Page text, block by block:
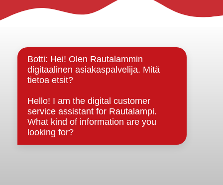
Rautalammin kunta
Strategiat, ohjelmat, ohjeet, suunnitelmat, säännöt ja
sopimukset
Asiakirjajulkisuuskuvaus
Evästeet
Saavutettavuusseloste
Tietosuoja
Tietosuojaselosteet